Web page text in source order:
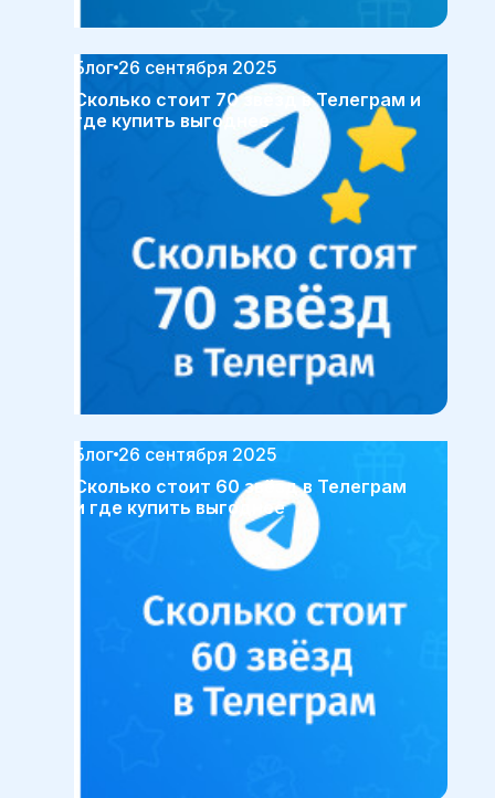
Блог 26 сентября 2025
Сколько стоит 70 звёзд в Телеграм и
где купить выгоднее
Блог 26 сентября 2025
Сколько стоит 60 звёзд в Телеграм
и где купить выгоднее